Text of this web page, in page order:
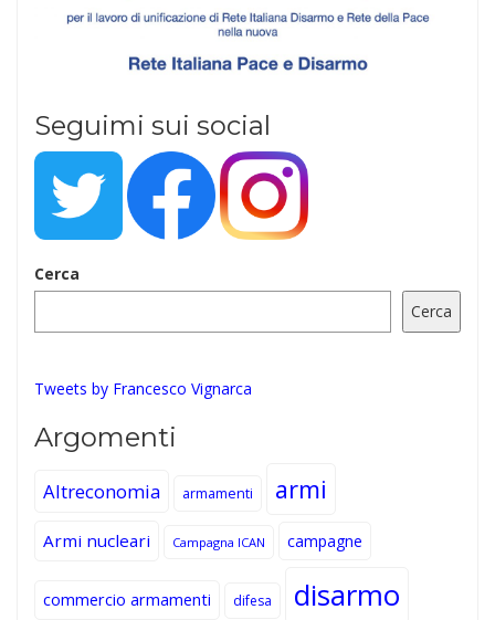
Seguimi sui social
Cerca
Cerca
Tweets by Francesco Vignarca
Argomenti
Altreconomia armamenti armi
Armi nucleari Campagna ICAN campagne
commercio armamenti difesa disarmo